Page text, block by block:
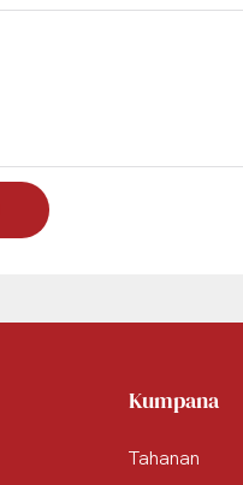
Kumpana
Tahanan